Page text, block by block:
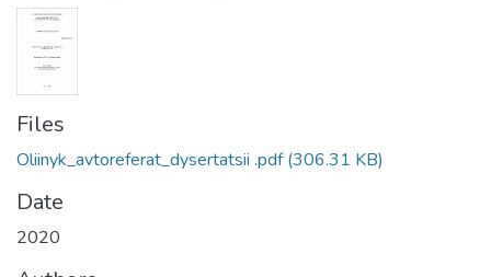
Files
Oliinyk_avtoreferat_dysertatsii .pdf(306.31 KB)
Date
2020